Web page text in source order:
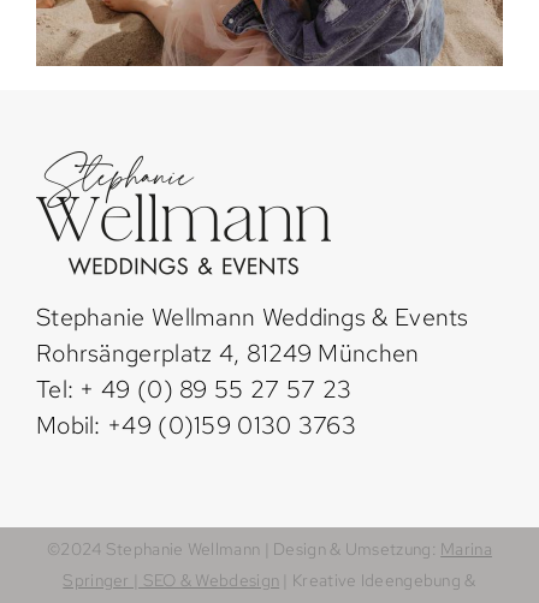
Stephanie Wellmann Weddings & Events
Rohrsängerplatz 4, 81249 München
Tel: + 49 (0) 89 55 27 57 23
Mobil: +49 (0)159 0130 3763
©2024 Stephanie Wellmann | Design & Umsetzung: Marina
Springer | SEO & Webdesign | Kreative Ideengebung &